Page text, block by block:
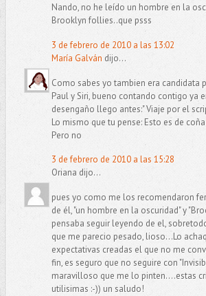
Nando, no he leído un hombre en la
Brooklyn follies..que psss
3 de febrero de 2010 a las 13:02
María Galván dijo...
Como sabes yo tambien era candidata
Paul y Siri, bueno contando contigo ya
desengaño llego antes:" Viaje por el
Lo mismo que tu pense: Esto es de
Pero no
3 de febrero de 2010 a las 15:28
Oriana dijo...
pues yo como me los recomendaron
de él, "un hombre en la oscuridad" y
pensaba seguir leyendo de el,
que me parecio pesado, lioso...Lo
expectativas creadas el que no me
fin, es seguro que no seguire con
maravilloso que me lo pinten....estas
utilisimas :-)) un saludo!